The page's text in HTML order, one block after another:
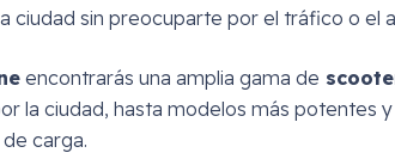
ciudad sin preocuparte por el tráfico o el
encontrarás una amplia gama de
la ciudad, hasta modelos más potentes
carga.